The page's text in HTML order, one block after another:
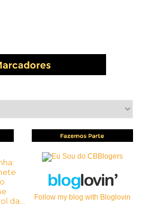
da...
Follow my blog with Bloglovin